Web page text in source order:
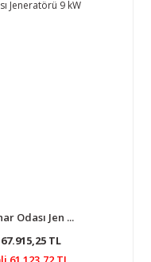
Odası Jen ...
67.915,25 TL